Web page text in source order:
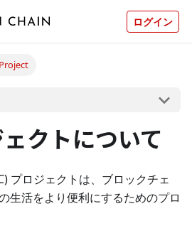
ログイン
クトについて
プロジェクトは、ブロックチェ
生活をより便利にするためのプロ